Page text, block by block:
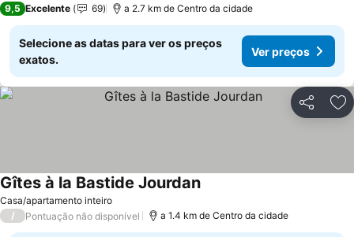
9,5 Excelente 69 a 2.7 km de Centro da cidade
Selecione as datas para ver os preços
exatos.
Ver preços
Partilhar
Casa/apartamento inteiro
Gîtes à la Bastide JourdanVer preços
/ Pontuação não disponível a 1.4 km de Centro da cidade